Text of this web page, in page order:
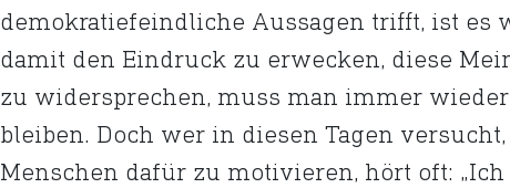
demokratiefeindliche Aussagen trifft, ist es
damit den Eindruck zu erwecken, diese
zu widersprechen, muss man immer
bleiben. Doch wer in diesen Tagen
Menschen dafür zu motivieren, hört oft: